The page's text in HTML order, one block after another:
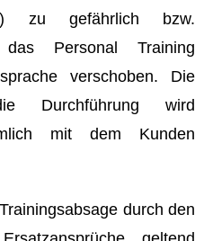
zu gefährlich bzw.
Personal Training
verschoben. Die
Durchführung wird
mit dem Kunden
durch den